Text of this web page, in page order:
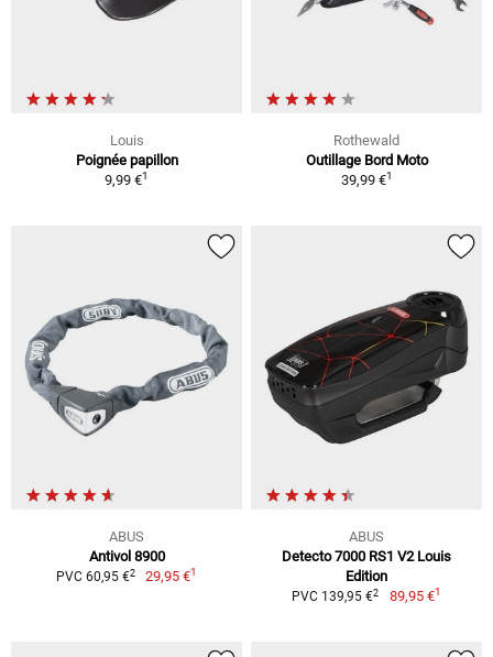
Louis
Poignée papillon
9,99 €1
Rothewald
Outillage Bord Moto
39,99 €1
ABUS
Antivol 8900
PVC 60,95 €2 29,95 €1
ABUS
Detecto 7000 RS1 V2 Louis
Edition
PVC 139,95 €2 89,95 €1